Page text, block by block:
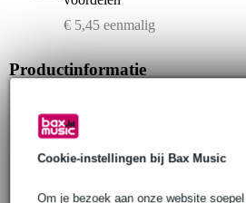
Cookie-instellingen bij Bax Music
Om je bezoek aan onze website
€ 5,45 eenmalig
Productinformatie
model: FST-DIY
serie: Fazley DIY
kleur: 3-Color Sunburst